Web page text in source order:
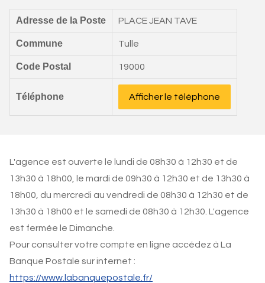
Adresse de la Poste PLACE JEAN TAVE
Commune Tulle
Code Postal 19000
Téléphone Afficher le téléphone
L'agence est ouverte le lundi de 08h30 à 12h30 et de
13h30 à 18h00, le mardi de 09h30 à 12h30 et de 13h30 à
18h00, du mercredi au vendredi de 08h30 à 12h30 et de
13h30 à 18h00 et le samedi de 08h30 à 12h30. L'agence
est fermée le Dimanche.
Pour consulter votre compte en ligne accédez à La
Banque Postale sur internet :
https://www.labanquepostale.fr/